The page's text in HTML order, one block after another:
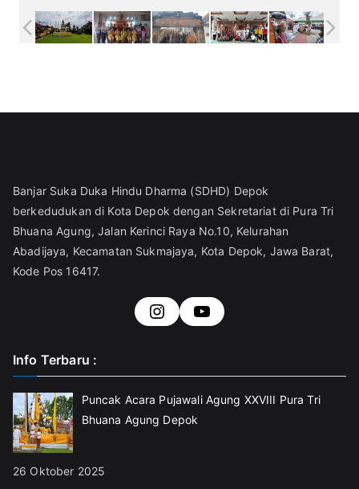
Banjar Suka Duka Hindu Dharma (SDHD) Depok
berkedudukan di Kota Depok dengan Sekretariat di Pura Tri
Bhuana Agung, Jalan Kerinci Raya No.10, Kelurahan
Abadijaya, Kecamatan Sukmajaya, Kota Depok, Jawa Barat,
Kode Pos 16417.
https://
#
Info Terbaru :
Puncak Acara Pujawali Agung XXVIII Pura Tri
Bhuana Agung Depok
26 Oktober 2025